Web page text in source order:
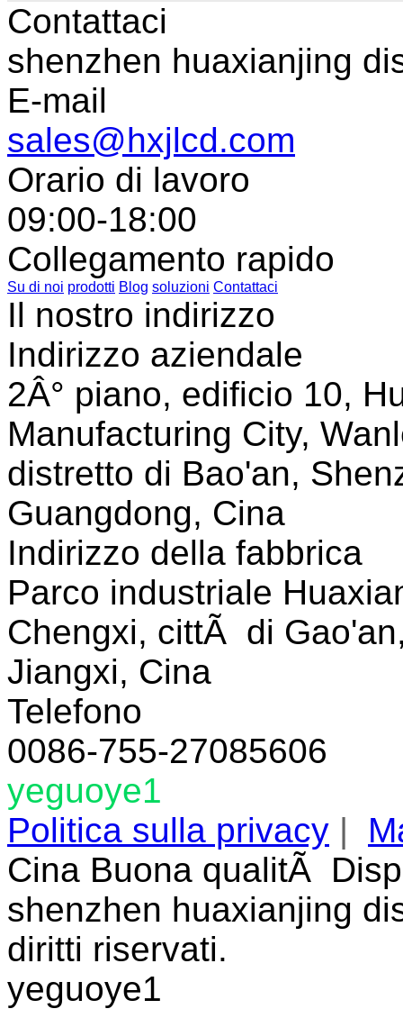
Contattaci
shenzhen huaxianjing
E-mail
sales@hxjlcd.com
Orario di lavoro
09:00-18:00
Collegamento rapido
Su di noi prodotti Blog soluzioni Contattaci
Il nostro indirizzo
Indirizzo aziendale
2Â° piano, edificio 10,
Manufacturing City,
distretto di Bao'an,
Guangdong, Cina
Indirizzo della fabbrica
Parco industriale
Chengxi, cittÃ di
Jiangxi, Cina
Telefono
0086-755-27085606
yeguoye1
Politica sulla privacy |
Cina Buona qualitÃ
shenzhen huaxianjing
diritti riservati.
yeguoye1